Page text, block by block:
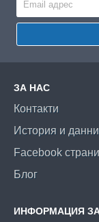
ЗА НАС
Контакти
История и
Facebook
Блог
ИНФОРМАЦИЯ